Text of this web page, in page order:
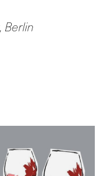
Berlin